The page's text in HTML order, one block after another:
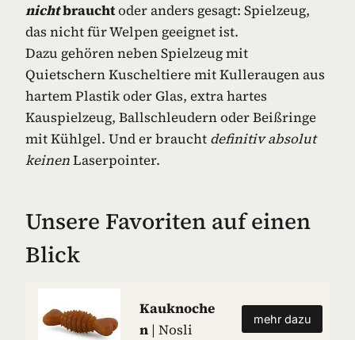
nichtbrauchtoder anders gesagt: Spielzeug,
das nicht für Welpen geeignet ist.
Dazu gehören neben Spielzeug mit
Quietschern Kuscheltiere mit Kulleraugen aus
hartem Plastik oder Glas, extra hartes
Kauspielzeug, Ballschleudern oder Beißringe
mit Kühlgel. Und er braucht definitiv absolut
keinenLaserpointer.
Unsere Favoriten auf einen
Blick
Kauknoche
n | Nosli
mehr dazu